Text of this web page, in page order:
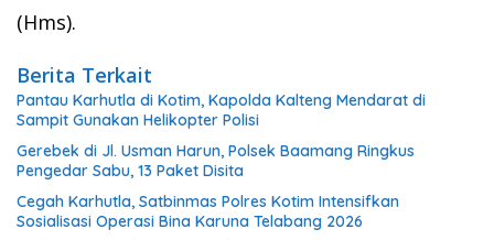
(Hms).
Berita Terkait
Pantau Karhutla di Kotim, Kapolda Kalteng Mendarat di
Sampit Gunakan Helikopter Polisi
Gerebek di Jl. Usman Harun, Polsek Baamang Ringkus
Pengedar Sabu, 13 Paket Disita
Cegah Karhutla, Satbinmas Polres Kotim Intensifkan
Sosialisasi Operasi Bina Karuna Telabang 2026